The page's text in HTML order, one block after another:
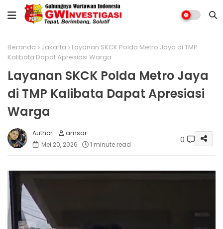
Beranda Jakarta
Layanan SKCK Polda Metro Jaya di TMP
Kalibata Dapat Apresiasi Warga
Layanan SKCK Polda Metro Jaya
di TMP Kalibata Dapat Apresiasi
Warga
amsar
Mei 20, 2026
1 minute read 0